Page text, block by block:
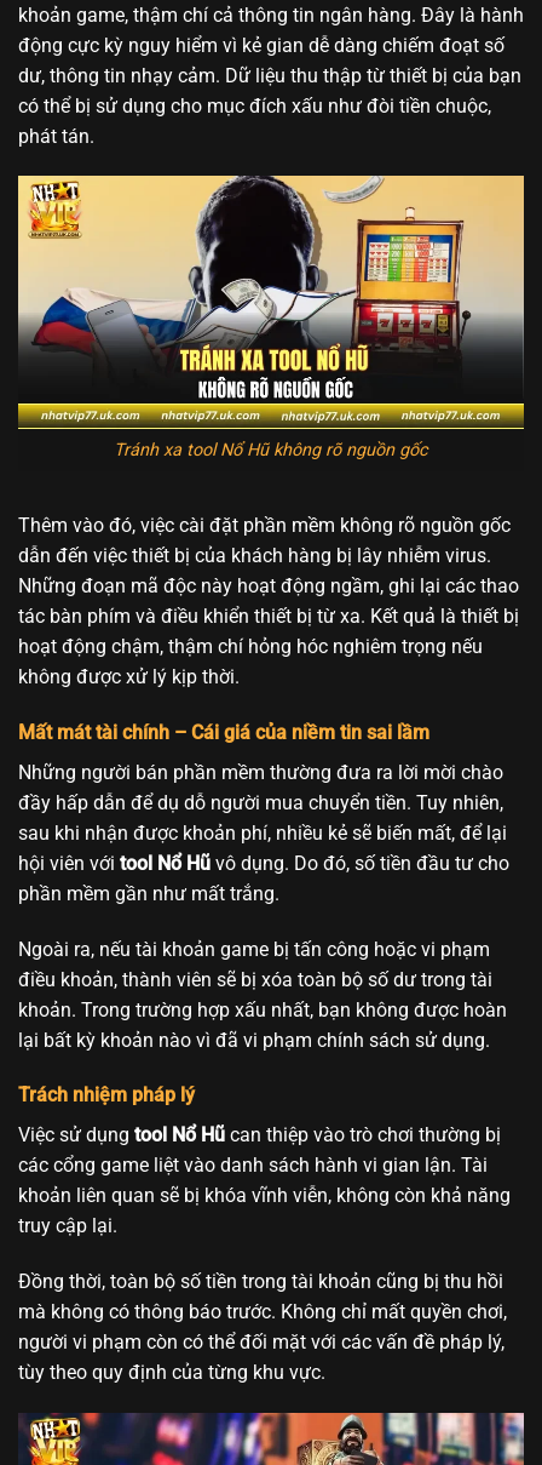
khoản game, thậm chí cả thông tin ngân hàng. Đây là hành
động cực kỳ nguy hiểm vì kẻ gian dễ dàng chiếm đoạt số
dư, thông tin nhạy cảm. Dữ liệu thu thập từ thiết bị của bạn
có thể bị sử dụng cho mục đích xấu như đòi tiền chuộc,
phát tán.
Tránh xa tool Nổ Hũ không rõ nguồn gốc
Thêm vào đó, việc cài đặt phần mềm không rõ nguồn gốc
dẫn đến việc thiết bị của khách hàng bị lây nhiễm virus.
Những đoạn mã độc này hoạt động ngầm, ghi lại các thao
tác bàn phím và điều khiển thiết bị từ xa. Kết quả là thiết bị
hoạt động chậm, thậm chí hỏng hóc nghiêm trọng nếu
không được xử lý kịp thời.
Mất mát tài chính – Cái giá của niềm tin sai lầm
Những người bán phần mềm thường đưa ra lời mời chào
đầy hấp dẫn để dụ dỗ người mua chuyển tiền. Tuy nhiên,
sau khi nhận được khoản phí, nhiều kẻ sẽ biến mất, để lại
hội viên với tool Nổ Hũ vô dụng. Do đó, số tiền đầu tư cho
phần mềm gần như mất trắng.
Ngoài ra, nếu tài khoản game bị tấn công hoặc vi phạm
điều khoản, thành viên sẽ bị xóa toàn bộ số dư trong tài
khoản. Trong trường hợp xấu nhất, bạn không được hoàn
lại bất kỳ khoản nào vì đã vi phạm chính sách sử dụng.
Trách nhiệm pháp lý
Việc sử dụng tool Nổ Hũ can thiệp vào trò chơi thường bị
các cổng game liệt vào danh sách hành vi gian lận. Tài
khoản liên quan sẽ bị khóa vĩnh viễn, không còn khả năng
truy cập lại.
Đồng thời, toàn bộ số tiền trong tài khoản cũng bị thu hồi
mà không có thông báo trước. Không chỉ mất quyền chơi,
người vi phạm còn có thể đối mặt với các vấn đề pháp lý,
tùy theo quy định của từng khu vực.